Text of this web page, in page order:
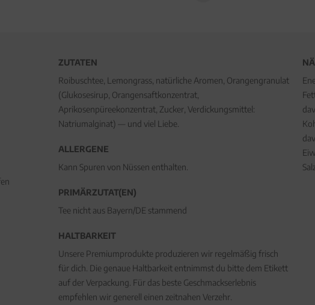
ZUTATEN
Roibuschtee, Lemongrass, natürliche Aromen, Orangengranulat
(Glukosesirup, Orangensaftkonzentrat,
Aprikosenpüreekonzentrat, Zucker, Verdickungsmittel:
Natriumalginat) — und viel Liebe.
ALLERGENE
Kann Spuren von Nüssen enthalten.
PRIMÄRZUTAT(EN)
Tee nicht aus Bayern/DE stammend
HALTBARKEIT
Unsere Premiumprodukte produzieren wir regelmäßig frisch
für dich. Die genaue Haltbarkeit entnimmst du bitte dem Etikett
auf der Verpackung. Für das beste Geschmackserlebnis
empfehlen wir generell einen zeitnahen Verzehr.